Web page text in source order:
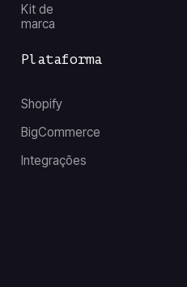
Kit de
marca
Plataforma
Shopify
BigCommerce
Integrações